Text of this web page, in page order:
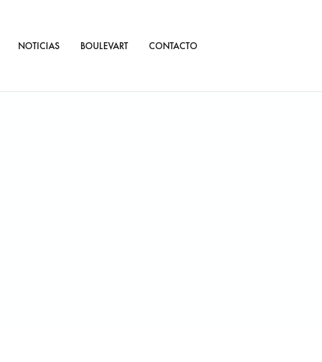
NOTICIAS BOULEVART CONTACTO